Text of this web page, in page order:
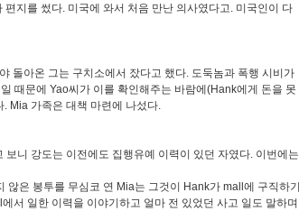
지를 썼다. 미국에 와서 처음 만난 의사였다고. 미국인이 다
돌아온 그는 구치소에서 잤다고 했다. 도둑놈과 폭행 시비가
때문에 Yao씨가 이를 확인해주는 바람에(Hank에게 돈을 못
Mia 가족은 대책 마련에 나섰다.
니 강도는 이전에도 집행유예 이력이 있던 자였다. 이번에는
은 봉투를 무심코 연 Mia는 그것이 Hank가 mall에 구직하기
서 일한 이력을 이야기하고 얼마 전 있었던 사고 일도 말하며